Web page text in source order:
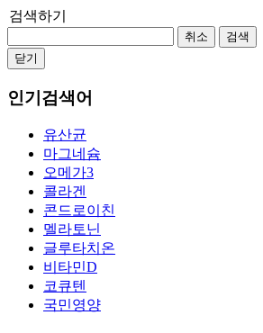
검색하기
취소
검색
닫기
인기검색어
유산균
마그네슘
오메가3
콜라겐
콘드로이친
멜라토닌
글루타치온
비타민D
코큐텐
국민영양